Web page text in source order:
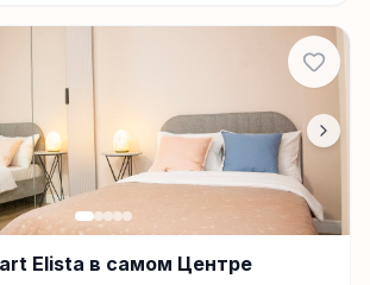
Elista в самом Центре